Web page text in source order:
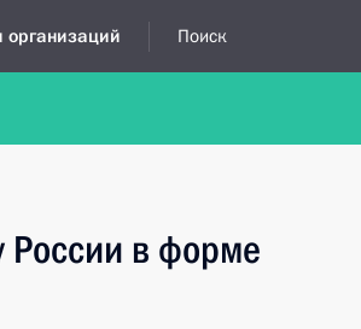
организаций Поиск
форме
России в форме